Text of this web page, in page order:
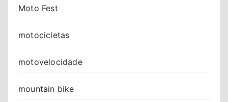
Moto Fest
motocicletas
motovelocidade
mountain bike